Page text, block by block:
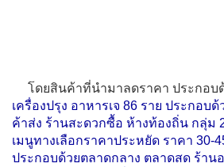
โดยสินค้าที่นำมาลดราคา ประกอบ
เครื่องปรุง อาหารเจ 86 ราย ประกอบ
ค้าส่ง ร้านสะดวกซื้อ ห้างท้องถิ่น กลุ่ม
เมนูทางเลือกราคาประหยัด ราคา 30-
ประกอบด้วยตลาดกลาง ตลาดสด ร้าน